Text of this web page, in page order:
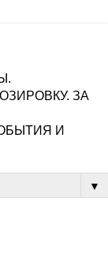
ЗА
И
▼